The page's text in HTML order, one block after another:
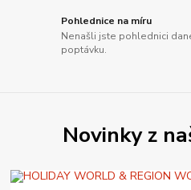
Pohlednice na míru
Nenašli jste pohlednici
poptávku.
Novinky z